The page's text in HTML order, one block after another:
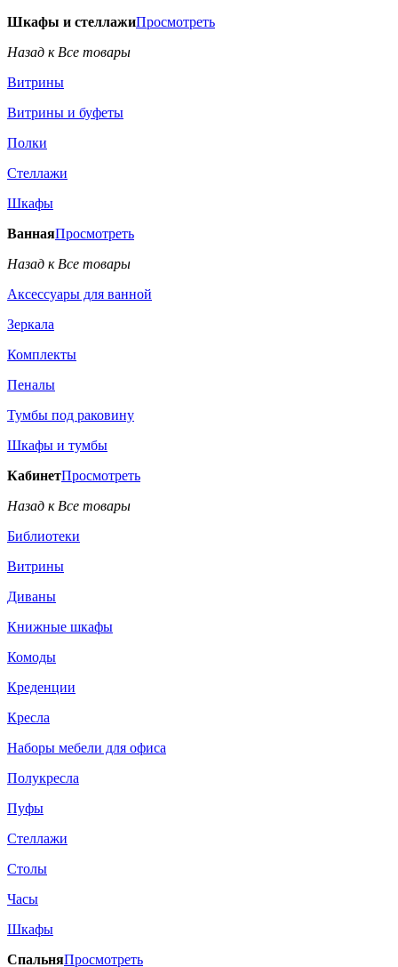
Шкафы и стеллажиПросмотреть
Назад к Все товары
Витрины
Витрины и буфеты
Полки
Стеллажи
Шкафы
ВаннаяПросмотреть
Назад к Все товары
Аксессуары для ванной
Зеркала
Комплекты
Пеналы
Тумбы под раковину
Шкафы и тумбы
КабинетПросмотреть
Назад к Все товары
Библиотеки
Витрины
Диваны
Книжные шкафы
Комоды
Креденции
Кресла
Наборы мебели для офиса
Полукресла
Пуфы
Стеллажи
Столы
Часы
Шкафы
СпальняПросмотреть